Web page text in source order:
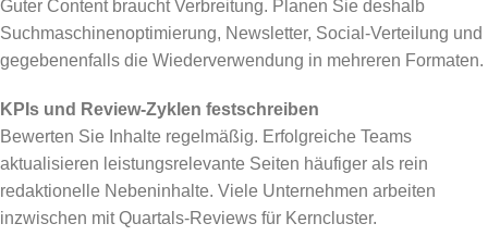
Guter Content braucht Verbreitung. Planen Sie deshalb
Suchmaschinenoptimierung, Newsletter, Social-Verteilung und
gegebenenfalls die Wiederverwendung in mehreren Formaten.
KPIs und Review-Zyklen festschreiben
Bewerten Sie Inhalte regelmäßig. Erfolgreiche Teams
aktualisieren leistungsrelevante Seiten häufiger als rein
redaktionelle Nebeninhalte. Viele Unternehmen arbeiten
inzwischen mit Quartals-Reviews für Kerncluster.